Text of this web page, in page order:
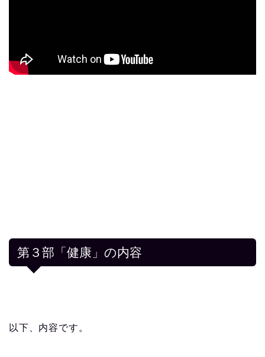
第３部「健康」の内容
以下、内容です。